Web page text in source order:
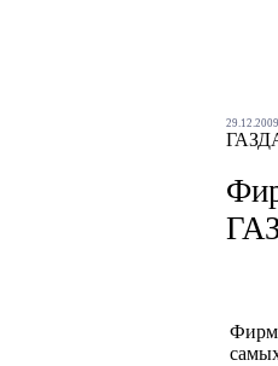
29.12.2009